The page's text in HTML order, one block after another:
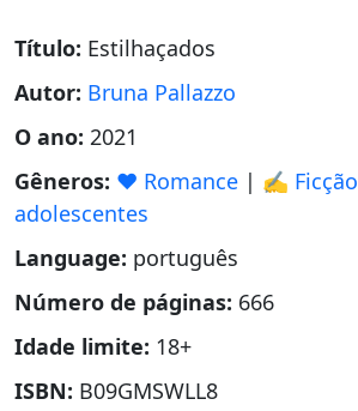
Título: Estilhaçados
Autor: Bruna Pallazzo
O ano: 2021
Gêneros: ❤️ Romance | ✍️ Ficção
adolescentes
Language: português
Número de páginas: 666
Idade limite: 18+
ISBN: B09GMSWLL8